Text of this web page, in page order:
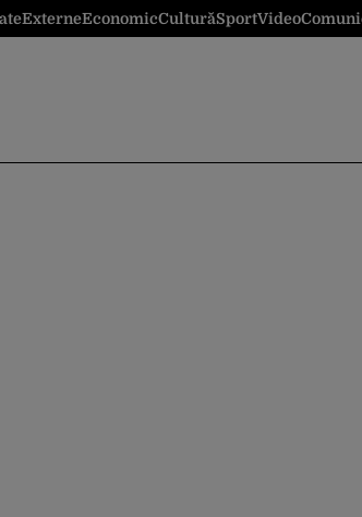
ExterneEconomicCulturăSportVideo